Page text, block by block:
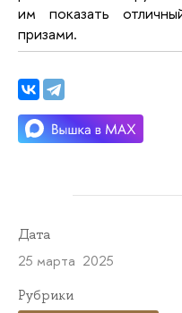
им показать
призами.
Дата
25 марта 2025
Рубрики